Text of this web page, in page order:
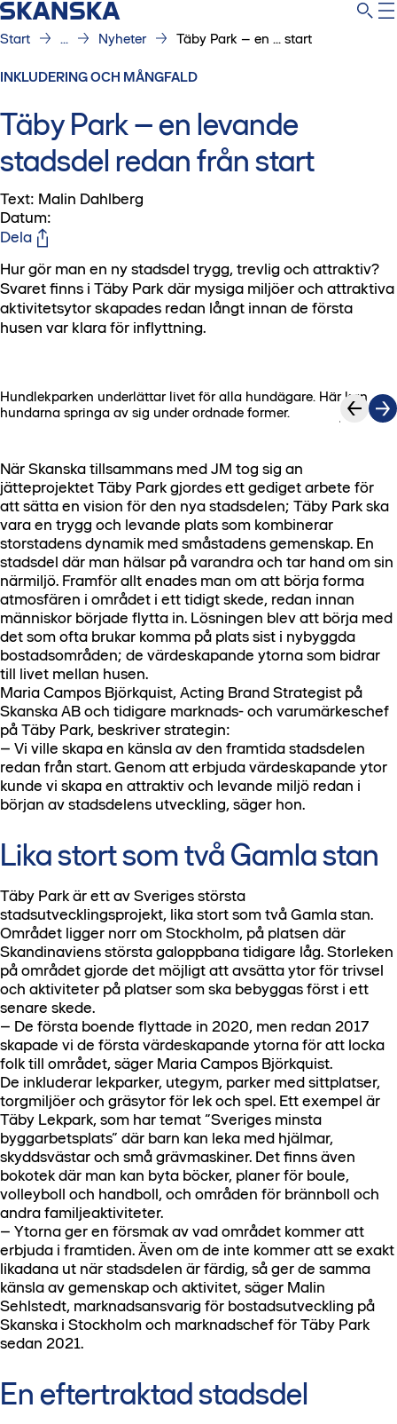
Start ... Nyheter Täby Park – en ... start
INKLUDERING OCH MÅNGFALD
Täby Park – en levande
stadsdel redan från start
Text: Malin Dahlberg
Datum:
Dela
Hur gör man en ny stadsdel trygg, trevlig och attraktiv?
Svaret finns i Täby Park där mysiga miljöer och attraktiva
aktivitetsytor skapades redan långt innan de första
husen var klara för inflyttning.
Hundlekparken underlättar livet för alla hundägare. Här kan
hundarna springa av sig under ordnade former.
När Skanska tillsammans med JM tog sig an
jätteprojektet Täby Park gjordes ett gediget arbete för
att sätta en vision för den nya stadsdelen; Täby Park ska
vara en trygg och levande plats som kombinerar
storstadens dynamik med småstadens gemenskap. En
stadsdel där man hälsar på varandra och tar hand om sin
närmiljö. Framför allt enades man om att börja forma
atmosfären i området i ett tidigt skede, redan innan
människor började flytta in. Lösningen blev att börja med
det som ofta brukar komma på plats sist i nybyggda
bostadsområden; de värdeskapande ytorna som bidrar
till livet mellan husen.
Maria Campos Björkquist, Acting Brand Strategist på
Skanska AB och tidigare marknads- och varumärkeschef
på Täby Park, beskriver strategin:
– Vi ville skapa en känsla av den framtida stadsdelen
redan från start. Genom att erbjuda värdeskapande ytor
kunde vi skapa en attraktiv och levande miljö redan i
början av stadsdelens utveckling, säger hon.
Lika stort som två Gamla stan
Täby Park är ett av Sveriges största
stadsutvecklingsprojekt, lika stort som två Gamla stan.
Området ligger norr om Stockholm, på platsen där
Skandinaviens största galoppbana tidigare låg. Storleken
på området gjorde det möjligt att avsätta ytor för trivsel
och aktiviteter på platser som ska bebyggas först i ett
senare skede.
– De första boende flyttade in 2020, men redan 2017
skapade vi de första värdeskapande ytorna för att locka
folk till området, säger Maria Campos Björkquist.
De inkluderar lekparker, utegym, parker med sittplatser,
torgmiljöer och gräsytor för lek och spel. Ett exempel är
Täby Lekpark, som har temat ”Sveriges minsta
byggarbetsplats” där barn kan leka med hjälmar,
skyddsvästar och små grävmaskiner. Det finns även
bokotek där man kan byta böcker, planer för boule,
volleyboll och handboll, och områden för brännboll och
andra familjeaktiviteter.
– Ytorna ger en försmak av vad området kommer att
erbjuda i framtiden. Även om de inte kommer att se exakt
likadana ut när stadsdelen är färdig, så ger de samma
känsla av gemenskap och aktivitet, säger Malin
Sehlstedt, marknadsansvarig för bostadsutveckling på
Skanska i Stockholm och marknadschef för Täby Park
sedan 2021.
En eftertraktad stadsdel